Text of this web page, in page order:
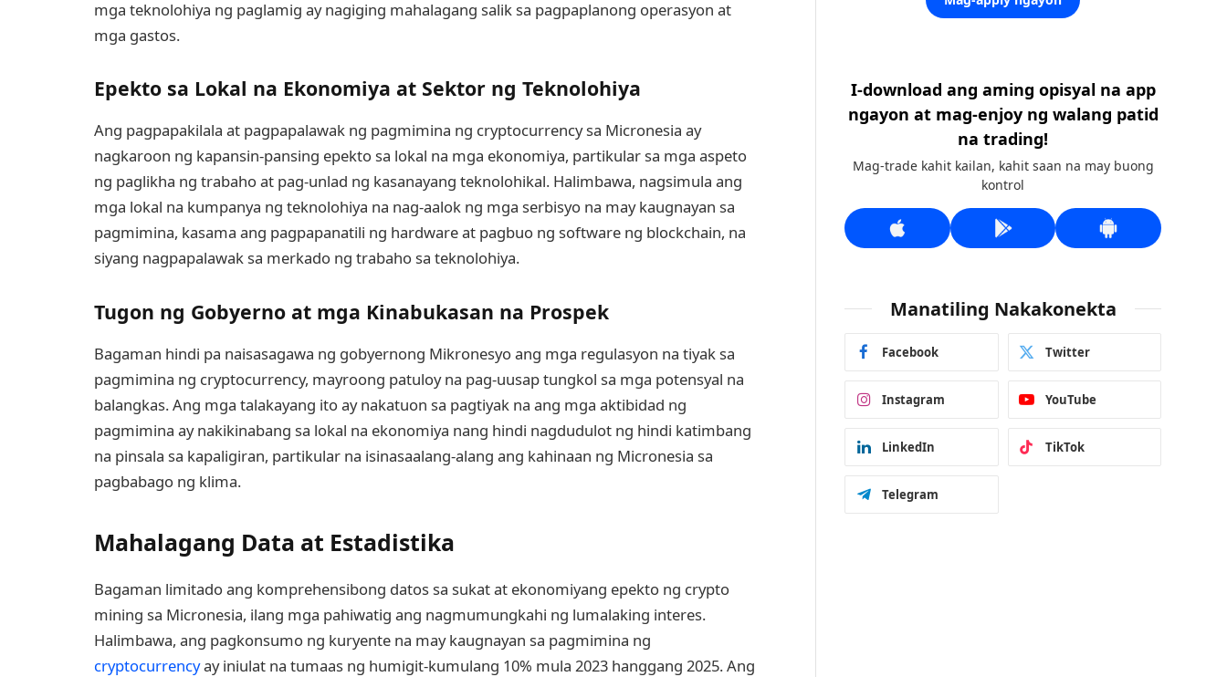
mga teknolohiya ng paglamig ay nagiging mahalagang salik sa pagpaplanong operasyon at
mga gastos.
Epekto sa Lokal na Ekonomiya at Sektor ng Teknolohiya
Ang pagpapakilala at pagpapalawak ng pagmimina ng cryptocurrency sa Micronesia ay
nagkaroon ng kapansin-pansing epekto sa lokal na mga ekonomiya, partikular sa mga aspeto
ng paglikha ng trabaho at pag-unlad ng kasanayang teknolohikal. Halimbawa, nagsimula ang
mga lokal na kumpanya ng teknolohiya na nag-aalok ng mga serbisyo na may kaugnayan sa
pagmimina, kasama ang pagpapanatili ng hardware at pagbuo ng software ng blockchain, na
siyang nagpapalawak sa merkado ng trabaho sa teknolohiya.
Tugon ng Gobyerno at mga Kinabukasan na Prospek
Bagaman hindi pa naisasagawa ng gobyernong Mikronesyo ang mga regulasyon na tiyak sa
pagmimina ng cryptocurrency, mayroong patuloy na pag-uusap tungkol sa mga potensyal na
balangkas. Ang mga talakayang ito ay nakatuon sa pagtiyak na ang mga aktibidad ng
pagmimina ay nakikinabang sa lokal na ekonomiya nang hindi nagdudulot ng hindi katimbang
na pinsala sa kapaligiran, partikular na isinasaalang-alang ang kahinaan ng Micronesia sa
pagbabago ng klima.
Mahalagang Data at Estadistika
Bagaman limitado ang komprehensibong datos sa sukat at ekonomiyang epekto ng crypto
mining sa Micronesia, ilang mga pahiwatig ang nagmumungkahi ng lumalaking interes.
Halimbawa, ang pagkonsumo ng kuryente na may kaugnayan sa pagmimina ng
cryptocurrencyay iniulat na tumaas ng humigit-kumulang 10% mula 2023 hanggang 2025. Ang
I-download ang aming opisyal na app
ngayon at mag-enjoy ng walang patid
na trading!
Mag-trade kahit kailan, kahit saan na may buong
kontrol
Manatiling Nakakonekta
Facebook Twitter
Instagram YouTube
LinkedIn TikTok
Telegram